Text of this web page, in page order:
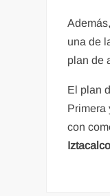
una de
plan de
El plan
Primera
con